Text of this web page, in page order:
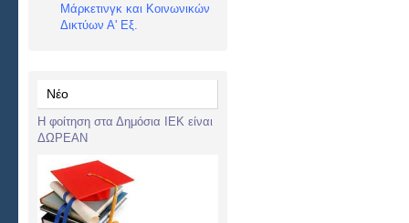
Μάρκετινγκ και Κοινωνικών
Δικτύων Α' Εξ.
Νέο
Η φοίτηση στα Δημόσια ΙΕΚ είναι
ΔΩΡΕΑΝ